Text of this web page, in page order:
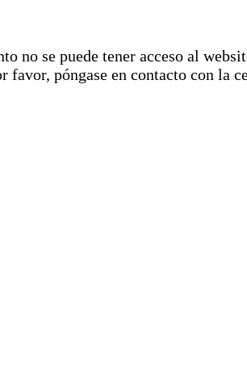
no se puede tener acceso al
favor, póngase en contacto con la